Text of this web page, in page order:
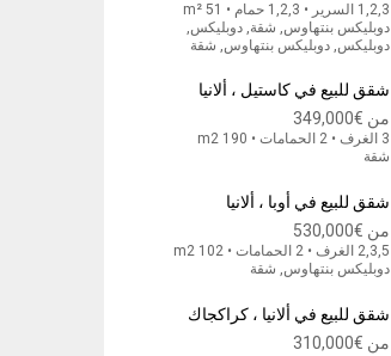
1,2,3 السرير • 1,2,3 حمام • 51 m²
دوبليكس بنتهاوس, شقة, دوبليكس,
دوبليكس, دوبليكس بنتهاوس, شقة
شقق للبيع في كاستيل ، ألانيا
من €349,000
3 الغرف • 2 الحمامات • 190 m2
شقة
شقق للبيع في أوبا ، ألانيا
من €530,000
2,3,5 الغرف • 2 الحمامات • 102 m2
دوبليكس بنتهاوس, شقة
شقق للبيع في ألانيا ، كراكجاك
من €310,000